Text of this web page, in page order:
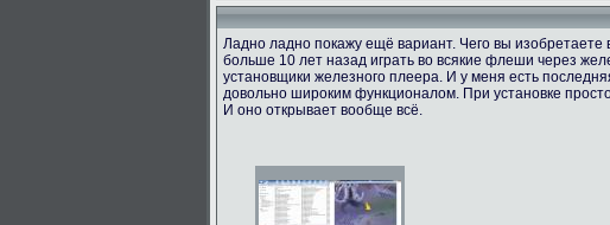
Ладно ладно покажу ещё вариант. Чего вы
больше 10 лет назад играть во всякие флеши через
установщики железного плеера. И у меня есть
довольно широким функционалом. При установке
И оно открывает вообще всё.